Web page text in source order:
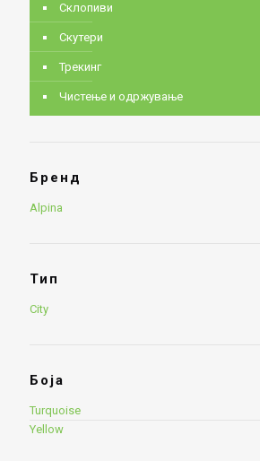
Склопиви
Скутери
Трекинг
Чистење и одржување
Бренд
Alpina
Тип
City
Боја
Turquoise
Yellow